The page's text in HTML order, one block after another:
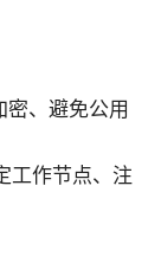
密、避免公用
工作节点、注